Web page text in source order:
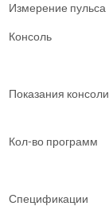
Измерение пульса
Консоль
Показания консоли
Кол-во программ
Спецификации